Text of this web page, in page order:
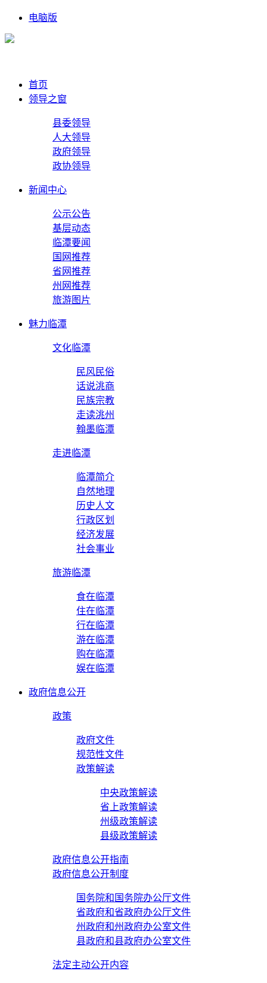
电脑版
首页
领导之窗
县委领导
人大领导
政府领导
政协领导
新闻中心
公示公告
基层动态
临潭要闻
国网推荐
省网推荐
州网推荐
旅游图片
魅力临潭
文化临潭
民风民俗
话说洮商
民族宗教
走读洮州
翰墨临潭
走进临潭
临潭简介
自然地理
历史人文
行政区划
经济发展
社会事业
旅游临潭
食在临潭
住在临潭
行在临潭
游在临潭
购在临潭
娱在临潭
政府信息公开
政策
政府文件
规范性文件
政策解读
中央政策解读
省上政策解读
州级政策解读
县级政策解读
政府信息公开指南
政府信息公开制度
国务院和国务院办公厅文件
省政府和省政府办公厅文件
州政府和州政府办公室文件
县政府和县政府办公室文件
法定主动公开内容